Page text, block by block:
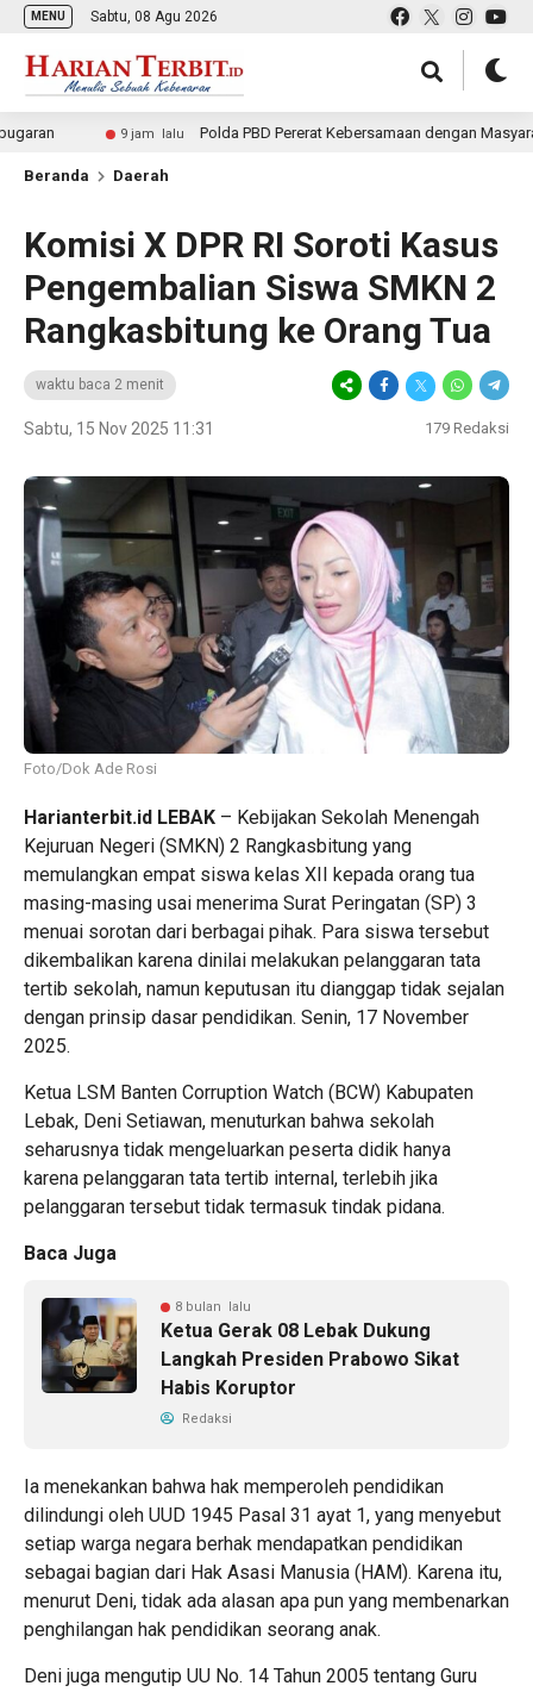
MENU Sabtu, 08 Agu 2026
9 jam lalu Polda PBD Pererat Kebersamaan dengan Masyarakat
Beranda Daerah
Komisi X DPR RI Soroti Kasus
Pengembalian Siswa SMKN 2
Rangkasbitung ke Orang Tua
waktu baca 2 menit
Sabtu, 15 Nov 2025 11:31 179 Redaksi
Foto/Dok Ade Rosi
Harianterbit.id LEBAK – Kebijakan Sekolah Menengah
Kejuruan Negeri (SMKN) 2 Rangkasbitung yang
memulangkan empat siswa kelas XII kepada orang tua
masing-masing usai menerima Surat Peringatan (SP) 3
menuai sorotan dari berbagai pihak. Para siswa tersebut
dikembalikan karena dinilai melakukan pelanggaran tata
tertib sekolah, namun keputusan itu dianggap tidak sejalan
dengan prinsip dasar pendidikan. Senin, 17 November
2025.
Ketua LSM Banten Corruption Watch (BCW) Kabupaten
Lebak, Deni Setiawan, menuturkan bahwa sekolah
seharusnya tidak mengeluarkan peserta didik hanya
karena pelanggaran tata tertib internal, terlebih jika
pelanggaran tersebut tidak termasuk tindak pidana.
Baca Juga
8 bulan lalu
Ketua Gerak 08 Lebak Dukung
Langkah Presiden Prabowo Sikat
Habis Koruptor
Redaksi
Ia menekankan bahwa hak memperoleh pendidikan
dilindungi oleh UUD 1945 Pasal 31 ayat 1, yang menyebut
setiap warga negara berhak mendapatkan pendidikan
sebagai bagian dari Hak Asasi Manusia (HAM). Karena itu,
menurut Deni, tidak ada alasan apa pun yang membenarkan
penghilangan hak pendidikan seorang anak.
Deni juga mengutip UU No. 14 Tahun 2005 tentang Guru